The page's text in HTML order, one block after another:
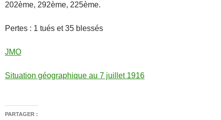
202ème, 292ème, 225ème.
Pertes : 1 tués et 35 blessés
JMO
Situation géographique au 7 juillet 1916
PARTAGER :